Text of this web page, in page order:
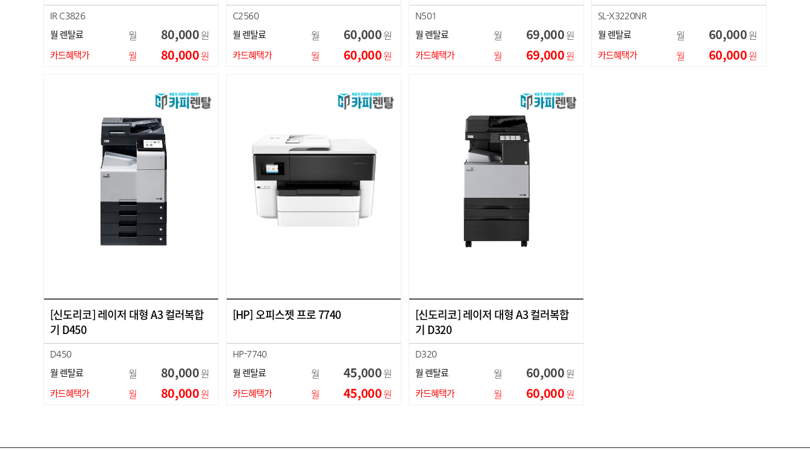
IR C3826
월 렌탈료 월 80,000원
카드혜택가 월 80,000원
C2560
월 렌탈료 월 60,000원
카드혜택가 월 60,000원
N501
월 렌탈료 월 69,000원
카드혜택가 월 69,000원
SL-X3220NR
월 렌탈료 월 60,000원
카드혜택가 월 60,000원
[신도리코] 레이저 대형 A3 컬러복합
기 D450
D450
월 렌탈료 월 80,000원
카드혜택가 월 80,000원
[HP] 오피스젯 프로 7740
HP-7740
월 렌탈료 월 45,000원
카드혜택가 월 45,000원
[신도리코] 레이저 대형 A3 컬러복합
기 D320
D320
월 렌탈료 월 60,000원
카드혜택가 월 60,000원